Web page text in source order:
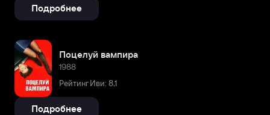
Подробнее
Поцелуй вампира
1988
Рейтинг Иви: 8,1
Подробнее